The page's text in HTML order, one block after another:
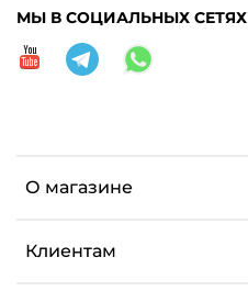
О магазине
Клиентам
МЫ В СОЦИАЛЬНЫХ СЕТЯХ